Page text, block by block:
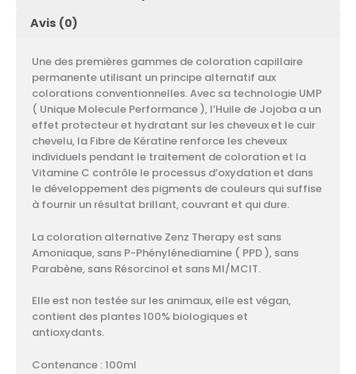
Avis (0)
Une des premières gammes de coloration capillaire
permanente utilisant un principe alternatif aux
colorations conventionnelles. Avec sa technologie UMP
( Unique Molecule Performance ), l’Huile de Jojoba a un
effet protecteur et hydratant sur les cheveux et le cuir
chevelu, la Fibre de Kératine renforce les cheveux
individuels pendant le traitement de coloration et la
Vitamine C contrôle le processus d’oxydation et dans
le développement des pigments de couleurs qui suffise
à fournir un résultat brillant, couvrant et qui dure.
La coloration alternative Zenz Therapy est sans
Amoniaque, sans P-Phénylénediamine ( PPD ), sans
Parabène, sans Résorcinol et sans MI/MCIT.
Elle est non testée sur les animaux, elle est végan,
contient des plantes 100% biologiques et
antioxydants.
Contenance : 100ml